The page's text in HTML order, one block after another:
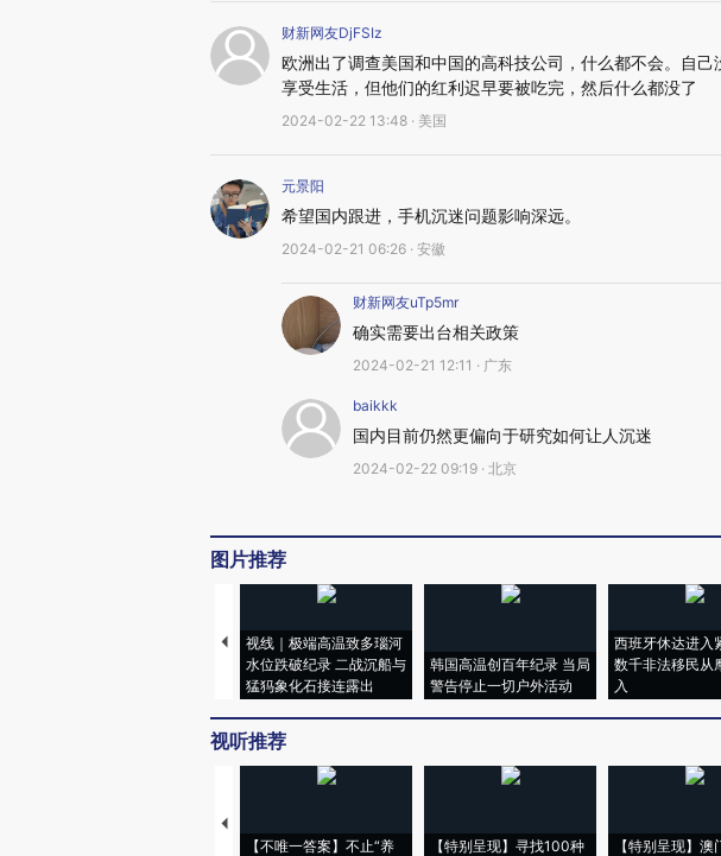
财新网友DjFSIz
欧洲出了调查美国和中国的高科技公司，什么都不会。自
享受生活，但他们的红利迟早要被吃完，然后什么都没了
2024-02-22 13:48 · 美国
元景阳
希望国内跟进，手机沉迷问题影响深远。
2024-02-21 06:26 · 安徽
财新网友uTp5mr
确实需要出台相关政策
2024-02-21 12:11 · 广东
baikkk
国内目前仍然更偏向于研究如何让人沉迷
2024-02-22 09:19 · 北京
图片推荐
视线｜极端高温致多瑙河
水位跌破纪录 二战沉船与
猛犸象化石接连露出
韩国高温创百年纪录 当局
警告停止一切户外活动
西班牙休达进入
数千非法移民从
入
视听推荐
【不唯一答案】不止“养
【特别呈现】寻找100种
【特别呈现】澳